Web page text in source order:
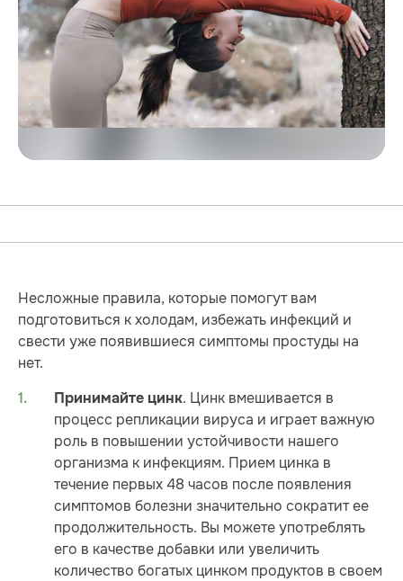
Несложные правила, которые помогут вам
подготовиться к холодам, избежать инфекций и
свести уже появившиеся симптомы простуды на
нет.
Принимайте цинк. Цинк вмешивается в
процесс репликации вируса и играет важную
роль в повышении устойчивости нашего
организма к инфекциям. Прием цинка в
течение первых 48 часов после появления
симптомов болезни значительно сократит ее
продолжительность. Вы можете употреблять
его в качестве добавки или увеличить
количество богатых цинком продуктов в своем